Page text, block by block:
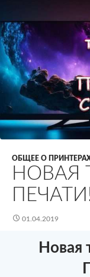
ОБЩЕЕ О
НОВАЯ
01.04.2019
Новая